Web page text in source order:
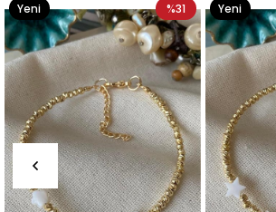
%31
Yeni
Ürün
Yeni
Ürün